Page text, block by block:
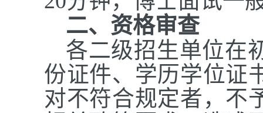
二、资格审查
各二级招生单位在
份证件、学历学位证
对不符合规定者，不